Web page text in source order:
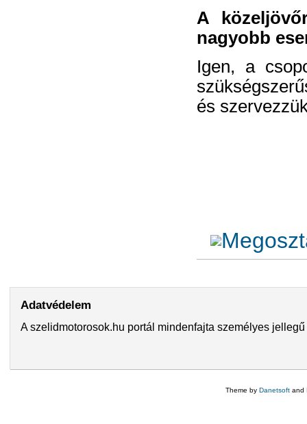
A
nagyobb
Igen, a
és
Adatvédelem
A szelidmotorosok.hu portál mindenfajta személyes
Theme by Danetsoft and